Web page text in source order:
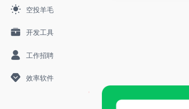
空投羊毛
开发工具
工作招聘
效率软件